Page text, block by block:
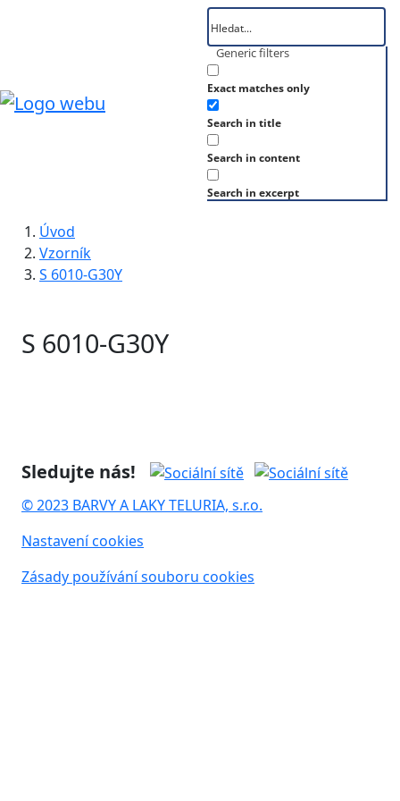
Generic filters
Exact matches only
Search in title
Search in content
Search in excerpt
Úvod
Vzorník
S 6010-G30Y
S 6010-G30Y
Sledujte nás!
© 2023 BARVY A LAKY TELURIA, s.r.o.
Nastavení cookies
Zásady používání souboru cookies